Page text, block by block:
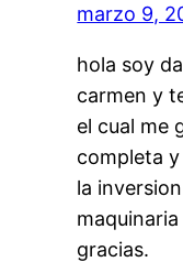
marzo 9,
hola soy
carmen y
el cual me
completa
la
gracias.